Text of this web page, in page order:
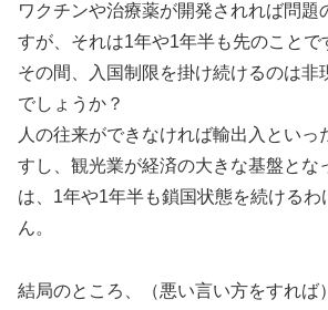
ワクチンや治療薬が開発されれば問題
すが、それは1年や1年半も先のことで
その間、入国制限を掛け続けるのは非
でしょうか？
人の往来ができなければ輸出入といっ
すし、観光業が経済の大きな基盤とな
は、1年や1年半も鎖国状態を続けるわ
ん。
結局のところ、（悪い言い方をすれば